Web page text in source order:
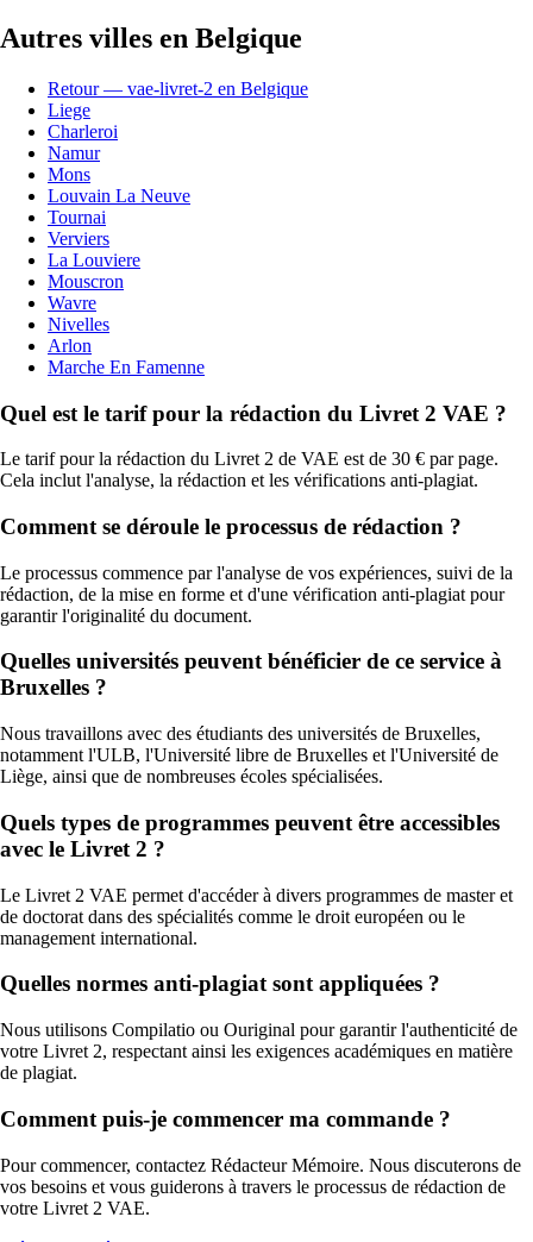
Autres villes en Belgique
Retour — vae-livret-2 en Belgique
Liege
Charleroi
Namur
Mons
Louvain La Neuve
Tournai
Verviers
La Louviere
Mouscron
Wavre
Nivelles
Arlon
Marche En Famenne
Quel est le tarif pour la rédaction du Livret 2 VAE ?
Le tarif pour la rédaction du Livret 2 de VAE est de 30 € par page.
Cela inclut l'analyse, la rédaction et les vérifications anti-plagiat.
Comment se déroule le processus de rédaction ?
Le processus commence par l'analyse de vos expériences, suivi de la
rédaction, de la mise en forme et d'une vérification anti-plagiat pour
garantir l'originalité du document.
Quelles universités peuvent bénéficier de ce service à
Bruxelles ?
Nous travaillons avec des étudiants des universités de Bruxelles,
notamment l'ULB, l'Université libre de Bruxelles et l'Université de
Liège, ainsi que de nombreuses écoles spécialisées.
Quels types de programmes peuvent être accessibles
avec le Livret 2 ?
Le Livret 2 VAE permet d'accéder à divers programmes de master et
de doctorat dans des spécialités comme le droit européen ou le
management international.
Quelles normes anti-plagiat sont appliquées ?
Nous utilisons Compilatio ou Ouriginal pour garantir l'authenticité de
votre Livret 2, respectant ainsi les exigences académiques en matière
de plagiat.
Comment puis-je commencer ma commande ?
Pour commencer, contactez Rédacteur Mémoire. Nous discuterons de
vos besoins et vous guiderons à travers le processus de rédaction de
votre Livret 2 VAE.